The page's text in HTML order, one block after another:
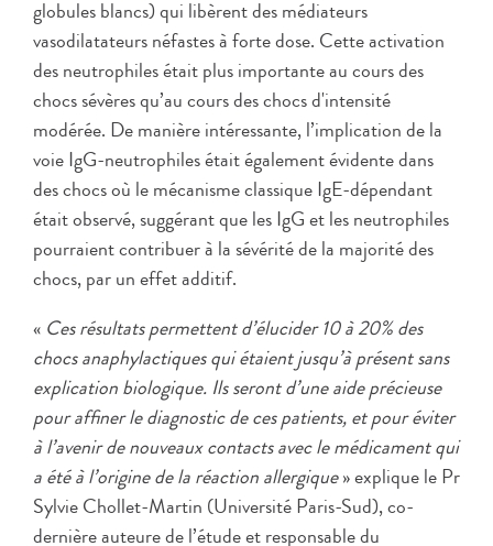
globules blancs) qui libèrent des médiateurs
vasodilatateurs néfastes à forte dose. Cette activation
des neutrophiles était plus importante au cours des
chocs sévères qu’au cours des chocs d'intensité
modérée. De manière intéressante, l’implication de la
voie IgG-neutrophiles était également évidente dans
des chocs où le mécanisme classique IgE-dépendant
était observé, suggérant que les IgG et les neutrophiles
pourraient contribuer à la sévérité de la majorité des
chocs, par un effet additif.
« Ces résultats permettent d’élucider 10 à 20% des
chocs anaphylactiques qui étaient jusqu’à présent sans
explication biologique. Ils seront d’une aide précieuse
pour affiner le diagnostic de ces patients, et pour éviter
à l’avenir de nouveaux contacts avec le médicament qui
a été à l’origine de la réaction allergique» explique le Pr
Sylvie Chollet-Martin (Université Paris-Sud), co-
dernière auteure de l’étude et responsable du